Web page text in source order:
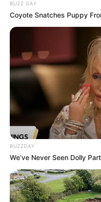
BUZZ DAY
Coyote Snatches Puppy
BUZZDAY
We’ve Never Seen Dolly